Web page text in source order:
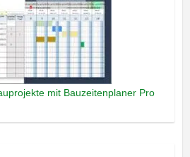
mit Bauzeitenplaner Pro